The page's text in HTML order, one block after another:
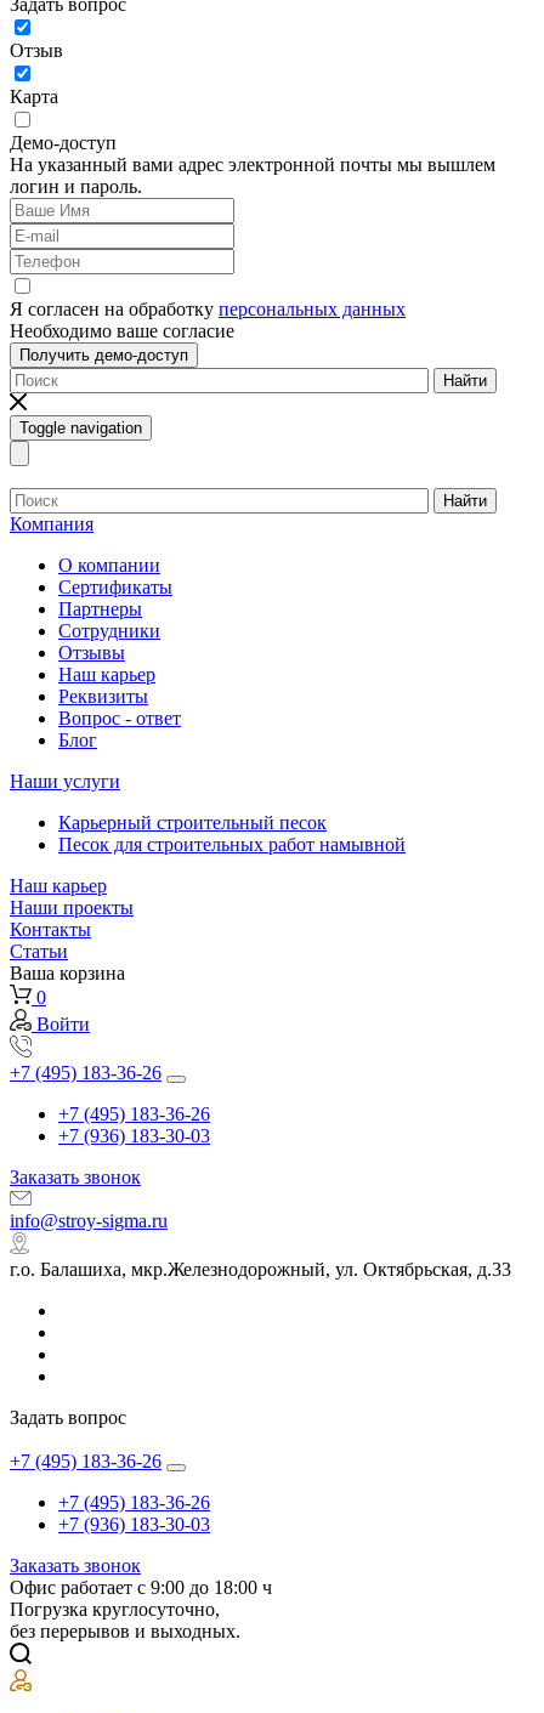
Задать вопрос
Отзыв
Карта
Демо-доступ
На указанный вами адрес электронной почты мы вышлем
логин и пароль.
Я согласен на обработку персональных данных
Необходимо ваше согласие
Получить демо-доступ
Найти
Toggle navigation
Найти
Компания
О компании
Сертификаты
Партнеры
Сотрудники
Отзывы
Наш карьер
Реквизиты
Вопрос - ответ
Блог
Наши услуги
Карьерный строительный песок
Песок для строительных работ намывной
Наш карьер
Наши проекты
Контакты
Статьи
Ваша корзина
0
Войти
+7 (495) 183-36-26
+7 (495) 183-36-26
+7 (936) 183-30-03
Заказать звонок
info@stroy-sigma.ru
г.о. Балашиха, мкр.Железнодорожный, ул. Октябрьская, д.33
Задать вопрос
+7 (495) 183-36-26
+7 (495) 183-36-26
+7 (936) 183-30-03
Заказать звонок
Офис работает с 9:00 до 18:00 ч
Погрузка круглосуточно,
без перерывов и выходных.